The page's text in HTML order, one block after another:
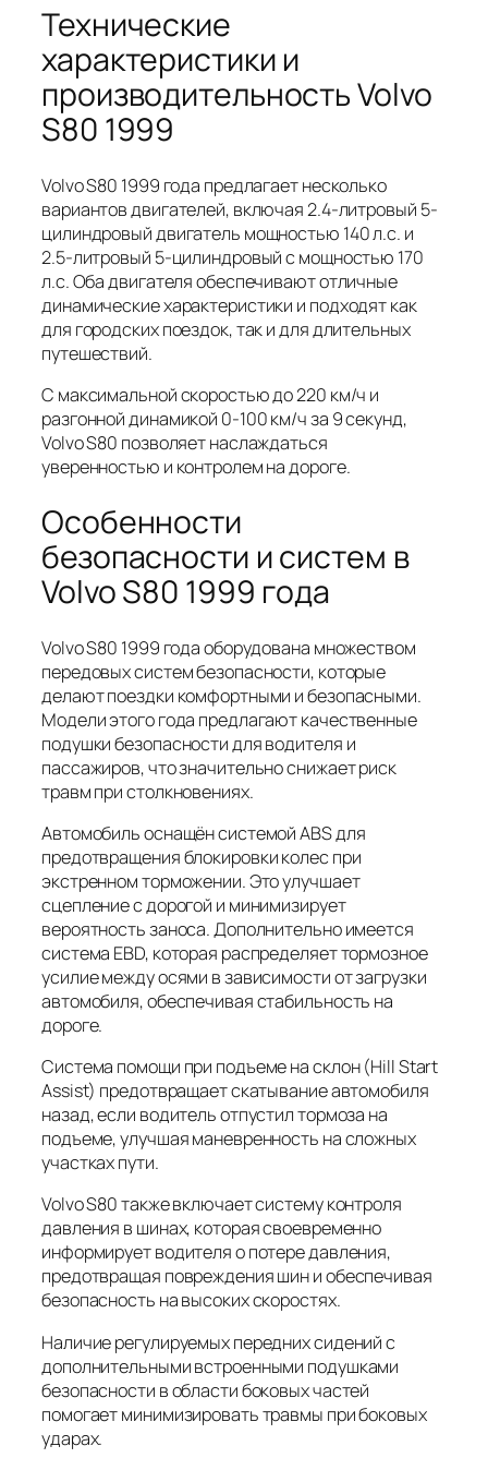
Технические
характеристики и
производительность Volvo
S80 1999
Volvo S80 1999 года предлагает несколько
вариантов двигателей, включая 2.4-литровый 5-
цилиндровый двигатель мощностью 140 л.с. и
2.5-литровый 5-цилиндровый с мощностью 170
л.с. Оба двигателя обеспечивают отличные
динамические характеристики и подходят как
для городских поездок, так и для длительных
путешествий.
С максимальной скоростью до 220 км/ч и
разгонной динамикой 0-100 км/ч за 9 секунд,
Volvo S80 позволяет наслаждаться
уверенностью и контролем на дороге.
Особенности
безопасности и систем в
Volvo S80 1999 года
Volvo S80 1999 года оборудована множеством
передовых систем безопасности, которые
делают поездки комфортными и безопасными.
Модели этого года предлагают качественные
подушки безопасности для водителя и
пассажиров, что значительно снижает риск
травм при столкновениях.
Автомобиль оснащён системой ABS для
предотвращения блокировки колес при
экстренном торможении. Это улучшает
сцепление с дорогой и минимизирует
вероятность заноса. Дополнительно имеется
система EBD, которая распределяет тормозное
усилие между осями в зависимости от загрузки
автомобиля, обеспечивая стабильность на
дороге.
Система помощи при подъеме на склон (Hill Start
Assist) предотвращает скатывание автомобиля
назад, если водитель отпустил тормоза на
подъеме, улучшая маневренность на сложных
участках пути.
Volvo S80 также включает систему контроля
давления в шинах, которая своевременно
информирует водителя о потере давления,
предотвращая повреждения шин и обеспечивая
безопасность на высоких скоростях.
Наличие регулируемых передних сидений с
дополнительными встроенными подушками
безопасности в области боковых частей
помогает минимизировать травмы при боковых
ударах.